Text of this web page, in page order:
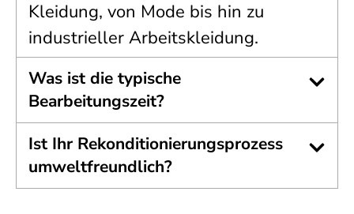
Kleidung, von Mode bis hin zu
industrieller Arbeitskleidung.
Was ist die typische
Bearbeitungszeit?
Ist Ihr Rekonditionierungsprozess
umweltfreundlich?